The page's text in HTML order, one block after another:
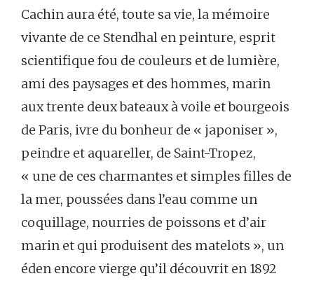
Cachin aura été, toute sa vie, la mémoire
vivante de ce Stendhal en peinture, esprit
scientifique fou de couleurs et de lumière,
ami des paysages et des hommes, marin
aux trente deux bateaux à voile et bourgeois
de Paris, ivre du bonheur de « japoniser »,
peindre et aquareller, de Saint-Tropez,
« une de ces charmantes et simples filles de
la mer, poussées dans l’eau comme un
coquillage, nourries de poissons et d’air
marin et qui produisent des matelots », un
éden encore vierge qu’il découvrit en 1892